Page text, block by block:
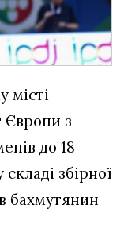
місті
Європи з
до 18
збірної
бахмутянин